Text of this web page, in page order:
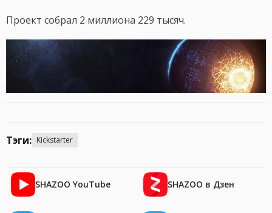
Проект собрал 2 миллиона 229 тысяч.
Тэги: Kickstarter
SHAZOO YouTube SHAZOO в Дзен